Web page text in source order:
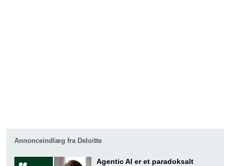
Annonceindlæg fra Deloitte
Agentic AI er et paradoksalt